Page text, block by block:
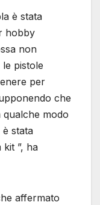
è stata
hobby
non
pistole
per
che
qualche modo
stata
”, ha
affermato